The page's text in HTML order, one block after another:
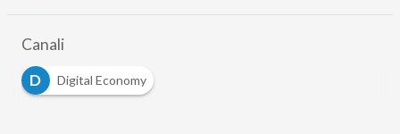
Canali
D
Digital Economy